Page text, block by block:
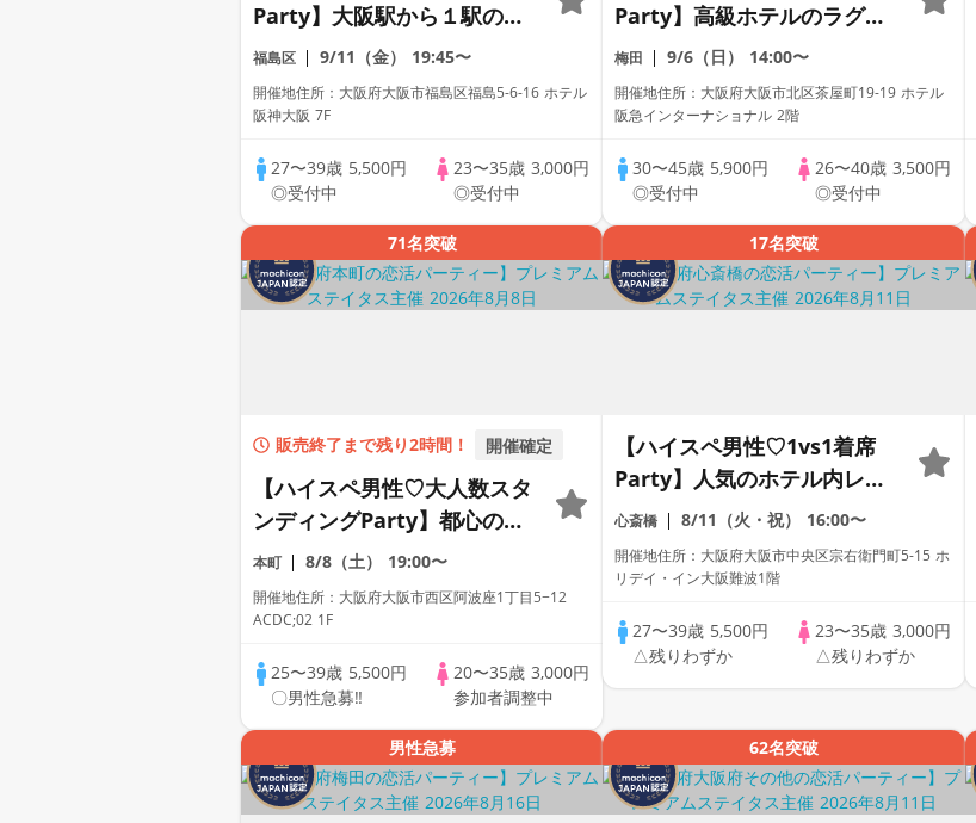
Party】大阪駅から１駅のホ
テルBarで開催♡【男性ドレ
スコード有り♡資格証100%
確認】ドリンク飲み放題
計110万人突破☆プレミアム
ステイタス
福島区 9/11（金） 19:45〜
開催地住所：大阪府大阪市福島区福島5-6-16 ホテル
阪神大阪 7F
27〜39歳 5,500円
◎受付中
23〜35歳 3,000円
◎受付中
Party】高級ホテルのラグジ
ュアリーBar♡【男性ドレス
コード有り♡資格証100%確
認】ドリンク飲み放題【毎週
万人突破☆プレミアムステイ
タス♡
梅田 9/6（日） 14:00〜
開催地住所：大阪府大阪市北区茶屋町19-19 ホテル
阪急インターナショナル 2階
30〜45歳 5,900円
◎受付中
26〜40歳 3,500円
◎受付中
71名突破
販売終了まで残り2時間！ 開催確定
【ハイスペ男性♡大人数スタ
ンディングParty】都心のリ
ゾートカフェDining♡【男性
ドレスコード有り♡資格証
100%確認】ドリンク飲み放
万人突破☆プレミアムステイ
タス】
本町 8/8（土） 19:00〜
開催地住所：大阪府大阪市西区阿波座1丁目5−12
ACDC;02 1F
25〜39歳 5,500円
〇男性急募‼
20〜35歳 3,000円
参加者調整中
17名突破
【ハイスペ男性♡1vs1着席
Party】人気のホテル内レス
トランで開催♡【男性ドレス
コード有り♡資格証100%確
認】ドリンク飲み放題【毎週
110万人突破☆プレミアムス
テイタス♡
心斎橋 8/11（火・祝） 16:00〜
開催地住所：大阪府大阪市中央区宗右衛門町5-15 ホ
リデイ・イン大阪難波1階
27〜39歳 5,500円
△残りわずか
23〜35歳 3,000円
△残りわずか
男性急募 62名突破